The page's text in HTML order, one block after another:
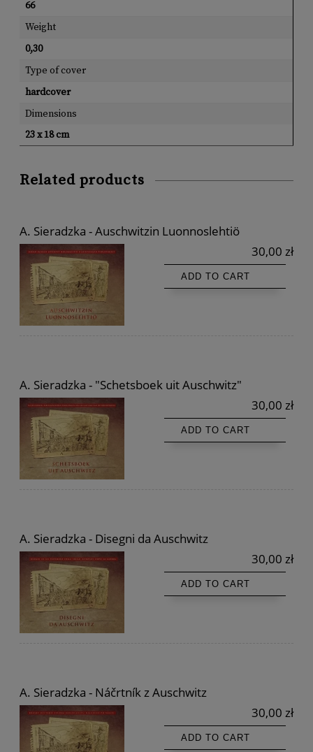
66
Weight
0,30
Type of cover
hardcover
Dimensions
23 x 18 cm
Related products
A. Sieradzka - Auschwitzin Luonnoslehtiö
30,00 zł
ADD TO CART
A. Sieradzka - "Schetsboek uit Auschwitz"
30,00 zł
ADD TO CART
A. Sieradzka - Disegni da Auschwitz
30,00 zł
ADD TO CART
A. Sieradzka - Náčrtník z Auschwitz
30,00 zł
ADD TO CART